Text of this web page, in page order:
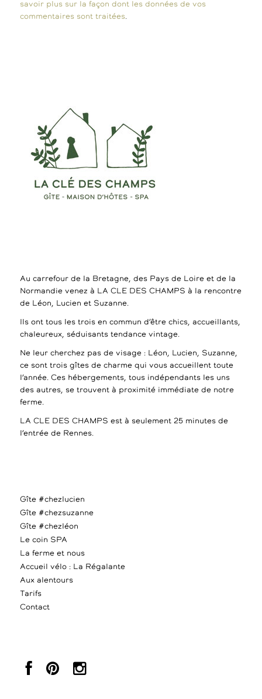
savoir plus sur la façon dont les données de vos
commentaires sont traitées.
Au carrefour de la Bretagne, des Pays de Loire et de la
Normandie venez à LA CLE DES CHAMPS à la rencontre
de Léon, Lucien et Suzanne.
Ils ont tous les trois en commun d’être chics, accueillants,
chaleureux, séduisants tendance vintage.
Ne leur cherchez pas de visage : Léon, Lucien, Suzanne,
ce sont trois gîtes de charme qui vous accueillent toute
l’année. Ces hébergements, tous indépendants les uns
des autres, se trouvent à proximité immédiate de notre
ferme.
LA CLE DES CHAMPS est à seulement 25 minutes de
l’entrée de Rennes.
Gîte #chezlucien
Gîte #chezsuzanne
Gîte #chezléon
Le coin SPA
La ferme et nous
Accueil vélo : La Régalante
Aux alentours
Tarifs
Contact